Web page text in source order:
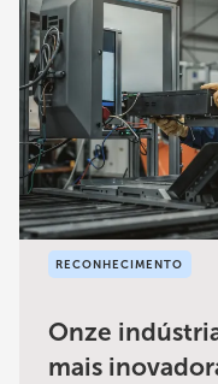
RECONHECIMENTO
Onze
mais